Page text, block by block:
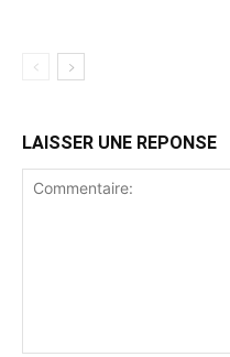
LAISSER UNE REPONSE